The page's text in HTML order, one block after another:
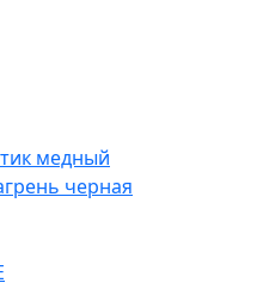
медный
черная